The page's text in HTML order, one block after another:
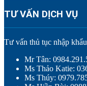
TƯ VẤN DỊCH VỤ
Tư vấn thủ tục nhập
Mr Tân:
Ms Thảo Katie:
Ms Thúy: